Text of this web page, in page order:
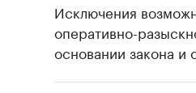
Исключения
оперативно-
основании закона и